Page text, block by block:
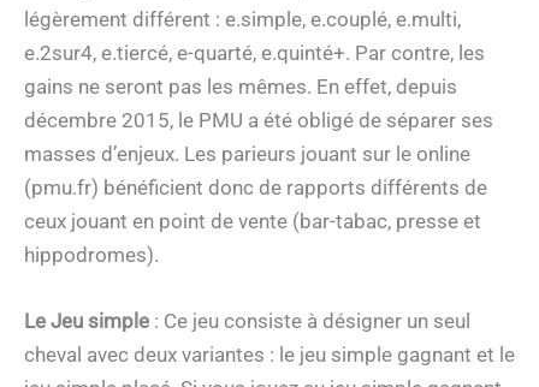
légèrement différent : e.simple, e.couplé, e.multi,
e.2sur4, e.tiercé, e-quarté, e.quinté+. Par contre, les
gains ne seront pas les mêmes. En effet, depuis
décembre 2015, le PMU a été obligé de séparer ses
masses d’enjeux. Les parieurs jouant sur le online
(pmu.fr) bénéficient donc de rapports différents de
ceux jouant en point de vente (bar-tabac, presse et
hippodromes).
Le Jeu simple : Ce jeu consiste à désigner un seul
cheval avec deux variantes : le jeu simple gagnant et le